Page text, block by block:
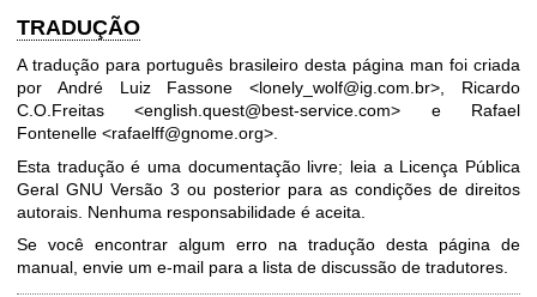
TRADUÇÃO
A tradução para português brasileiro desta página man foi criada
por André Luiz Fassone <lonely_wolf@ig.com.br>, Ricardo
C.O.Freitas <english.quest@best-service.com> e Rafael
Fontenelle <rafaelff@gnome.org>.
Esta tradução é uma documentação livre; leia a Licença Pública
Geral GNU Versão 3 ou posterior para as condições de direitos
autorais. Nenhuma responsabilidade é aceita.
Se você encontrar algum erro na tradução desta página de
manual, envie um e-mail para a lista de discussão de tradutores.